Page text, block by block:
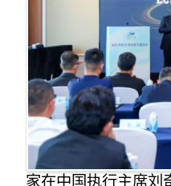
家在中国执行主席刘